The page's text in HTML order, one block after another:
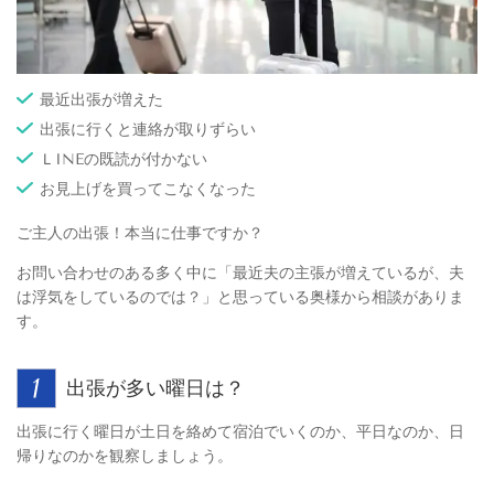
最近出張が増えた
出張に行くと連絡が取りずらい
ＬINEの既読が付かない
お見上げを買ってこなくなった
ご主人の出張！本当に仕事ですか？
お問い合わせのある多く中に「最近夫の主張が増えているが、夫
は浮気をしているのでは？」と思っている奥様から相談がありま
す。
出張が多い曜日は？
出張に行く曜日が土日を絡めて宿泊でいくのか、平日なのか、日
帰りなのかを観察しましょう。